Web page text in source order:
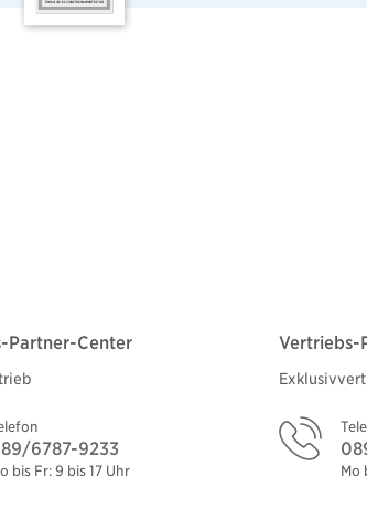
Partner-Center
6787-9233
bis Fr: 9 bis 17 Uhr
Vertriebs-
Mo